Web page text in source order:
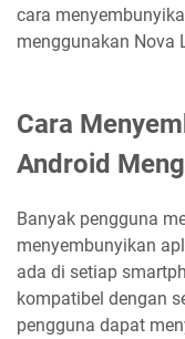
cara
menggunakan Nova
Cara
Android
Banyak pengguna
menyembunyikan
ada di setiap
kompatibel dengan
pengguna dapat